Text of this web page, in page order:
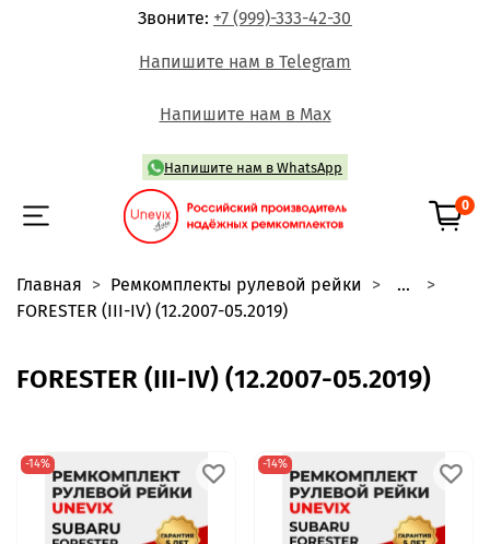
Звоните: +7 (999)-333-42-30
Напишите нам в Telegram
Напишите нам в Max
Напишите нам в WhatsApp
0
Главная Ремкомплекты рулевой рейки
...
FORESTER (III-IV) (12.2007-05.2019)
FORESTER (III-IV) (12.2007-05.2019)
-14% -14%